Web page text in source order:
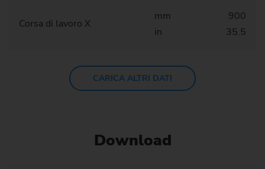
Corsa di lavoro X
mm
in
900
35.5
CARICA ALTRI DATI
Download